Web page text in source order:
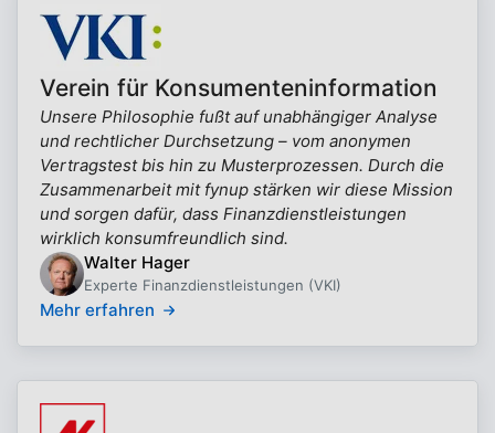
Verein für Konsumenteninformation
Unsere Philosophie fußt auf unabhängiger Analyse
und rechtlicher Durchsetzung – vom anonymen
Vertragstest bis hin zu Musterprozessen. Durch die
Zusammenarbeit mit fynup stärken wir diese Mission
und sorgen dafür, dass Finanzdienstleistungen
wirklich konsumfreundlich sind.
Walter Hager
Experte Finanzdienstleistungen (VKI)
Mehr erfahren